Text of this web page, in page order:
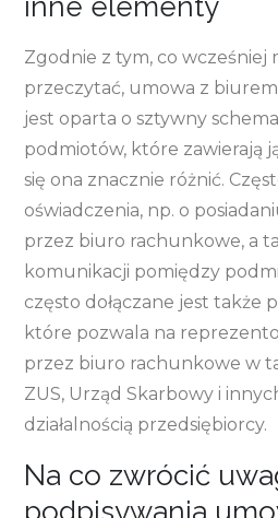
inne elementy
Zgodnie z tym, co wcześniej
przeczytać, umowa z
jest oparta o sztywny
podmiotów, które zawierają
się ona znacznie różnić.
oświadczenia, np. o
przez biuro rachunkowe, a
komunikacji pomiędzy
często dołączane jest także
które pozwala na
przez biuro rachunkowe w
ZUS, Urząd Skarbowy i
działalnością przedsiębiorcy.
Na co zwrócić
podpisywania